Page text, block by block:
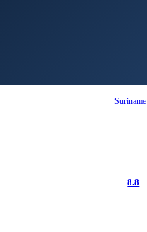
Suriname
8.8